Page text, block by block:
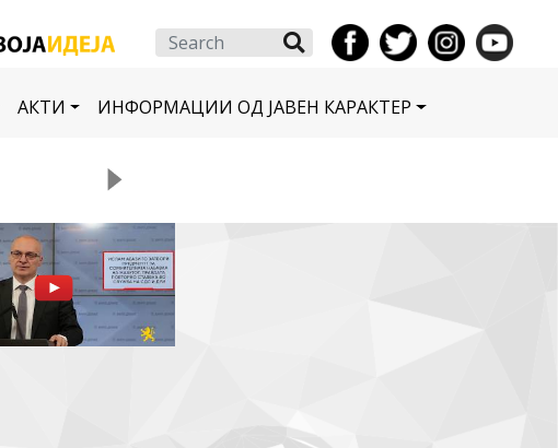
Search
АКТИ ИНФОРМАЦИИ ОД ЈАВЕН КАРАКТЕР